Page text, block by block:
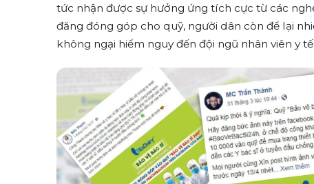
tức nhận được sự hưởng ứng tích cực từ các
đăng đóng góp cho quỹ, người dân còn để lại
không ngại hiểm nguy đến đội ngũ nhân viên y tế.